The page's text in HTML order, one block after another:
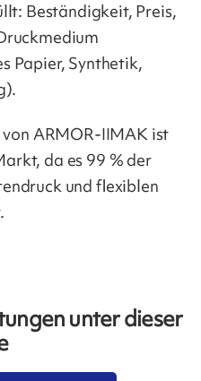
Beständigkeit, Preis,
Papier, Synthetik,
ARMOR-IIMAK ist
da es 99 % der
und flexiblen
unter dieser